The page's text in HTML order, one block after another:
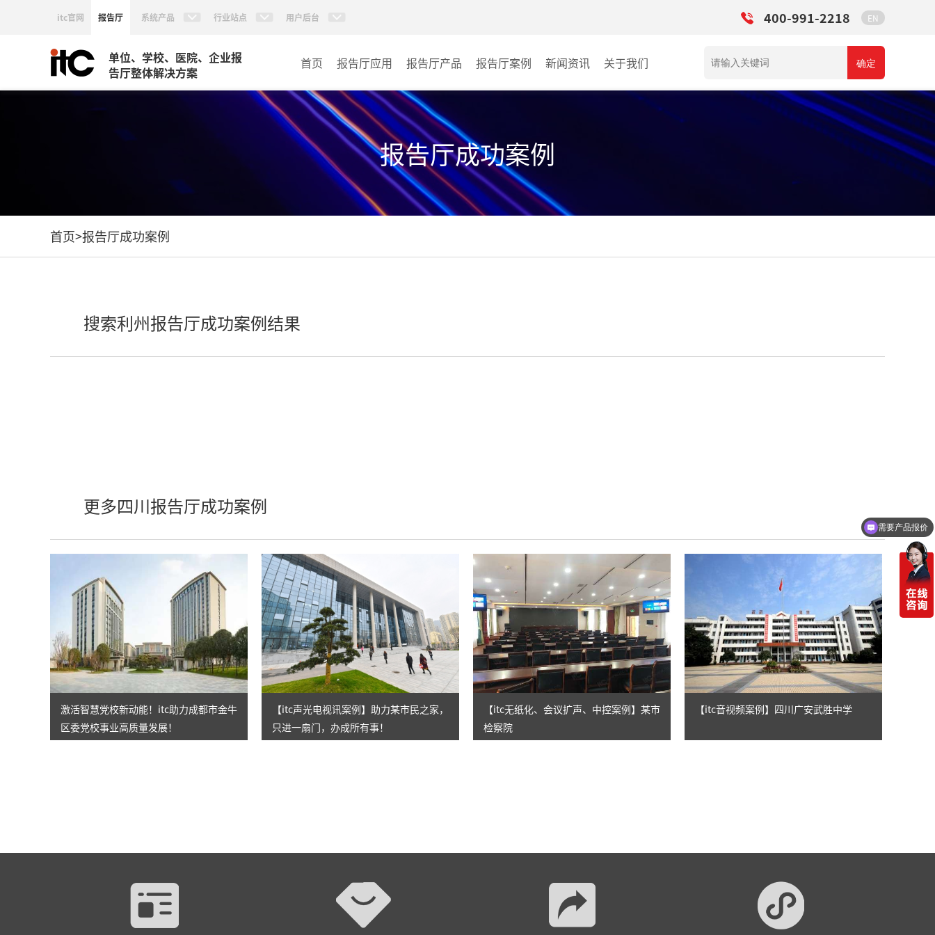
itc官网 报告厅 系统产品 行业站点 用户后台 400-991-2218 EN
单位、学校、医院、企业报
告厅整体解决方案
首页 报告厅应用 报告厅产品
AI智慧视频会议系统
AI智慧会议平板
视频会议配件
AI智慧会议平板itchub
数字化会议设备
同声传译系列
AI智慧无纸化会议系统
AI智慧演易通软件
AI智慧语音转写系统
AI智慧录播系统
庭审录播
报告厅案例
文体场馆
教育
医疗
新闻资讯 关于我们 确定
报告厅成功案例
首页>报告厅成功案例
搜索利州报告厅成功案例结果
更多四川报告厅成功案例
激活智慧党校新动能！itc助力成都市金牛
区委党校事业高质量发展！
【itc声光电视讯案例】助力某市民之家，
只进一扇门，办成所有事！
【itc无纸化、会议扩声、中控案例】某市
检察院
【itc音视频案例】四川广安武胜中学
需要产品报价
可以定制方案吗？